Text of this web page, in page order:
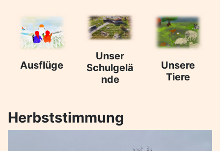
Ausflüge
Unser
Schulgelä
nde
Unsere
Tiere
Herbststimmung